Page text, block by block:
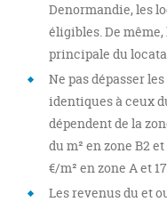
Denormandie, les
éligibles. De
principale du
Ne pas dépasser
identiques à ceux
dépendent de la
du m² en zone B2 et
€/m² en zone A et
Les revenus du et